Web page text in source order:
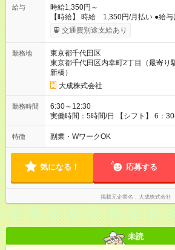
給与
時給1,350円～
【時給】 時給 1,350円/月払い ●給与は月末締め、翌月20日の
支払。 ●通勤手当は1ヶ月ごとに勤務
一番安いルートでの計算となります。 ※Ｗワークの方は、他社
象となります。 【試用期間】試用期間あり 試用期間の長さ：3
ヶ月 雇用形態、給与は本採用時と同
交通費別途支給あり
勤務地
東京都千代田区
東京都千代田区内幸町2丁目（最寄り
新橋）
大成株式会社
勤務時間
6:30～12:30
実働時間：5時間/日 【シフト】 6：
1時間） 勤務日：月曜日～金曜日 （
特徴 副業・WワークOK
気になる！ 応募する
掲載元企業名 大成株式会社
未読